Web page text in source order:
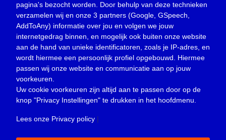
Nieuws (23.329)
Oproep(734)
Overlijden(39)
Podcast(18)
prijsvraag (5)
Religie (1.438)
Service(226)
pagina's bezocht worden. Door behulp van deze technieken
verzamelen wij en onze 3 partners (Google, GSpeech,
AddToAny) informatie over jou en volgen we jouw
internetgedrag binnen, en mogelijk ook buiten onze website
aan de hand van unieke identificatoren, zoals je IP-adres, en
wordt hiermee een persoonlijk profiel opgebouwd. Hiermee
passen wij onze website en communicatie aan op jouw
voorkeuren.
Uw cookie voorkeuren zijn altijd aan te passen door op de
knop "Privacy Instellingen" te drukken in het hoofdmenu.
Lees onze Privacy policy |